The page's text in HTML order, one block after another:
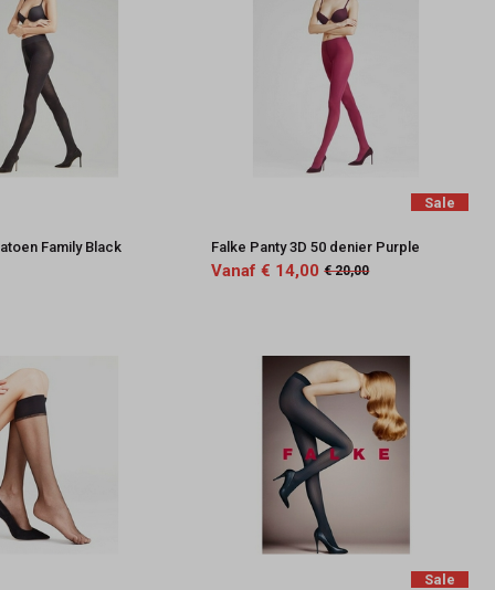
Family Black
Sale
Falke Panty 3D 50 denier Purple
Vanaf € 14,00 € 20,00
Sale